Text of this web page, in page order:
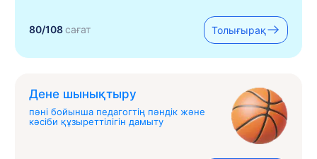
80/108сағат Толығырақ
Дене шынықтыру
пәні бойынша педагогтің пәндік және
кәсіби құзыреттілігін дамыту